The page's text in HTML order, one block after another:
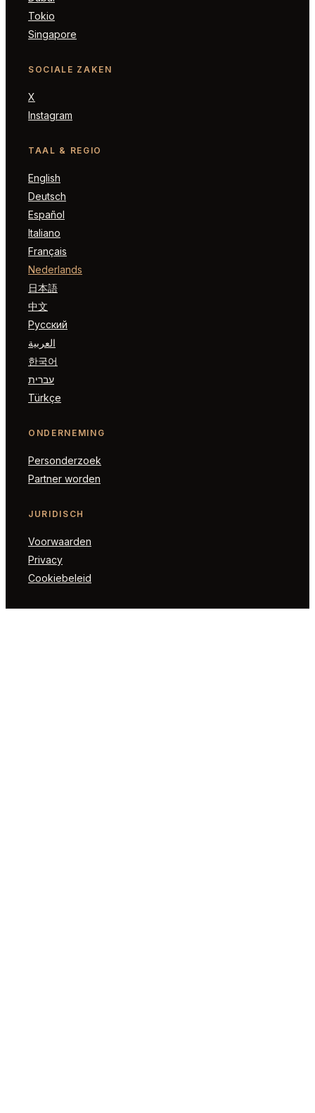
Tokio
Singapore
SOCIALE ZAKEN
X
Instagram
TAAL & REGIO
English
Deutsch
Español
Italiano
Français
Nederlands
日本語
中文
Русский
العربية
한국어
עברית
Türkçe
ONDERNEMING
Personderzoek
Partner worden
JURIDISCH
Voorwaarden
Privacy
Cookiebeleid